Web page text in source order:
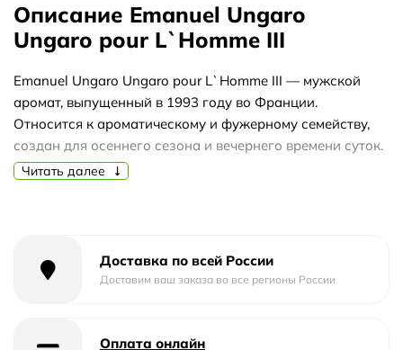
Описание Emanuel Ungaro
Ungaro pour L`Homme III
Emanuel Ungaro Ungaro pour L`Homme III — мужской
аромат, выпущенный в 1993 году во Франции.
Относится к ароматическому и фужерному семейству,
создан для осеннего сезона и вечернего времени суток.
Композиция строится на контрасте свежих цитрусовых
махагони. В сердце раскрываются роза, ландыш,
жасмин и герань, придавая композиции цветочную
Читать далее
Доставка по всей России
Доставим ваш заказа во все регионы России
Оплата онлайн